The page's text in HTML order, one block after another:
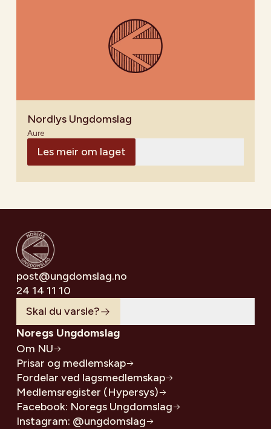
Nordlys Ungdomslag
Aure
Les meir om laget
post@ungdomslag.no
24 14 11 10
Skal du varsle?
Noregs Ungdomslag
Om NU
Prisar og medlemskap
Fordelar ved lagsmedlemskap
Medlemsregister (Hypersys)
Facebook: Noregs Ungdomslag
Instagram: @ungdomslag